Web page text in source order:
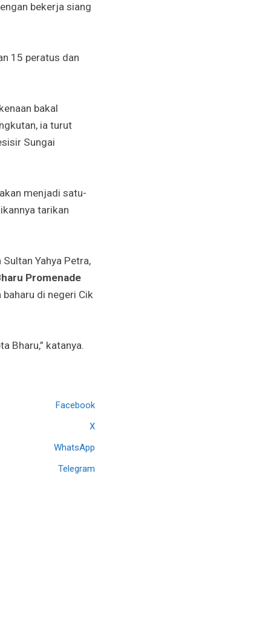
bekerja siang
15 peratus dan
bakal
ia turut
Sungai
menjadi satu-
tarikan
Yahya Petra,
Promenade
di negeri Cik
Bharu,” katanya.
Facebook
X
WhatsApp
Telegram